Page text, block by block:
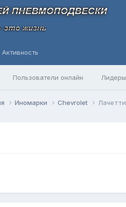
Пользователи онлайн Лидеры
Активность
Иномарки Chevrolet Лачетти